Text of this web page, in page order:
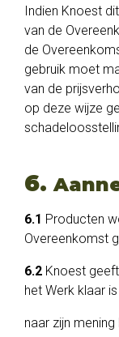
Indien Knoest
van de
de
gebruik moet
van de
op deze wijze
6.
6.1 Producten
Overeenkomst
6.2 Knoest
het Werk klaar
naar zijn